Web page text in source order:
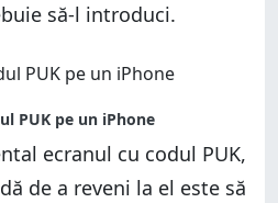
să-l introduci.
ecranul cu codul PUK,
de a reveni la el este să